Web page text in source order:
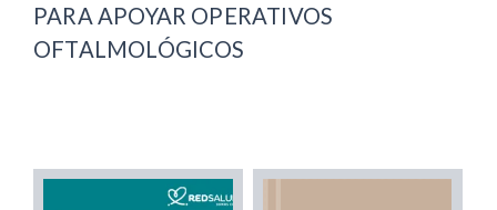
PARA APOYAR OPERATIVOS
OFTALMOLÓGICOS